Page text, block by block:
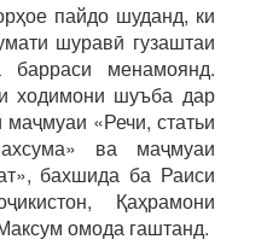
пайдо шуданд, ки
шуравӣ гузаштаи
барраси менамоянд.
ходимони шуъба дар
«Речи, статьи
ва маҷмуаи
бахшида ба Раиси
Қаҳрамони
омода гаштанд.